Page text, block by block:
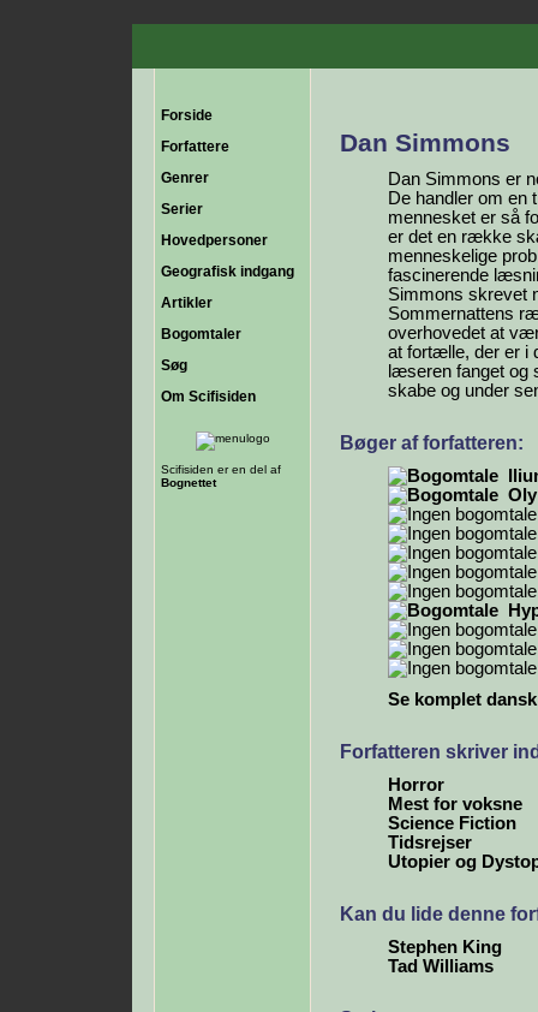
Forside
Forfattere
Genrer
Serier
Hovedpersoner
Geografisk indgang
Artikler
Bogomtaler
Søg
Om Scifisiden
Scifisiden er en del af
Bognettet
Dan Simmons
Dan Simmons er
De handler om en
mennesket er så
er det en række
menneskelige
fascinerende
Simmons skrevet
Sommernattens
overhovedet at
at fortælle, der er i
læseren fanget og
skabe og under
Bøger af forfatteren:
Se komplet
Forfatteren skriver
Horror
Mest for voksne
Science Fiction
Tidsrejser
Utopier og
Kan du lide denne
Stephen King
Tad Williams